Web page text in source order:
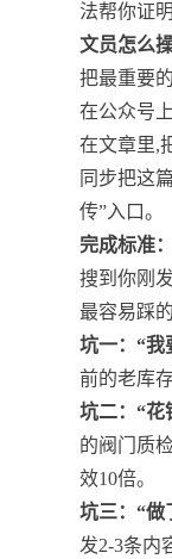
法帮你证
文员怎么操
把最重要
在公众号
在文章里,
同步把这
传”入口。
完成标准：
搜到你刚
最容易踩
坑一：“我
前的老库
坑二：“花
的阀门质
效10倍。
坑三：“做
发2-3条内